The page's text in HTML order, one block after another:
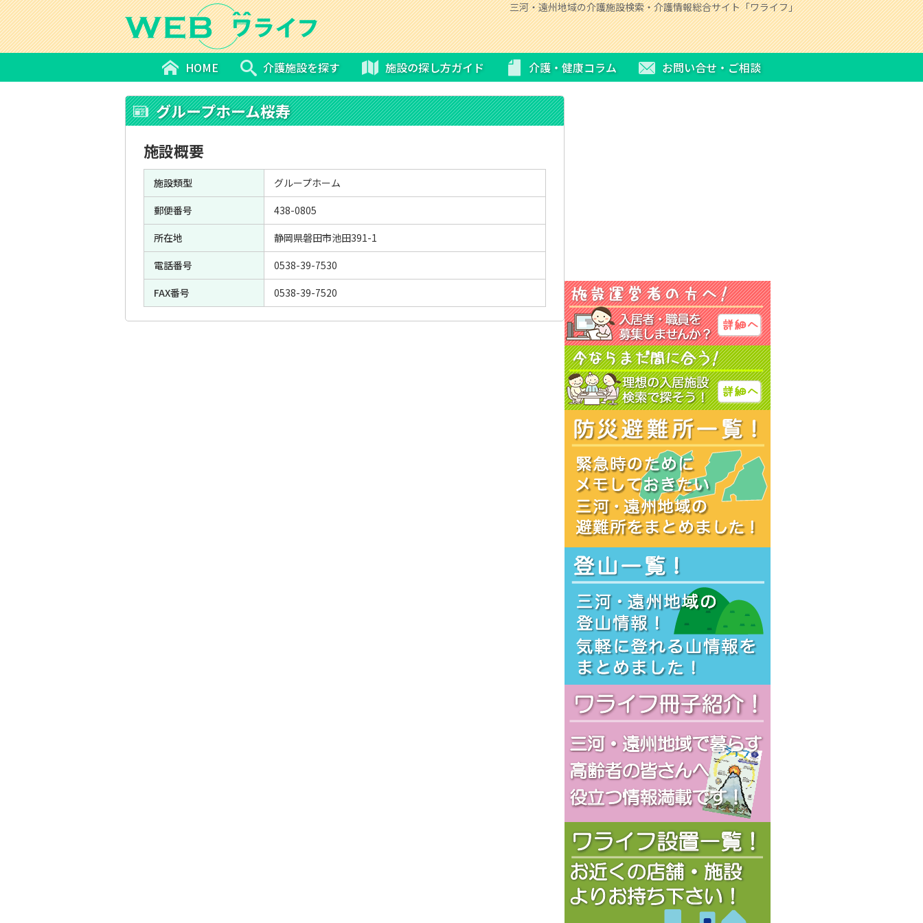
三河・遠州地域の介護施設検索・介護情報総合サイト「ワライフ」
HOME 介護施設を探す 施設の探し方ガイド 介護・健康コラム お問い合せ・ご相談
グループホーム桜寿
施設概要
施設類型
グループホーム
郵便番号
438-0805
所在地
静岡県磐田市池田391-1
電話番号
0538-39-7530
FAX番号
0538-39-7520